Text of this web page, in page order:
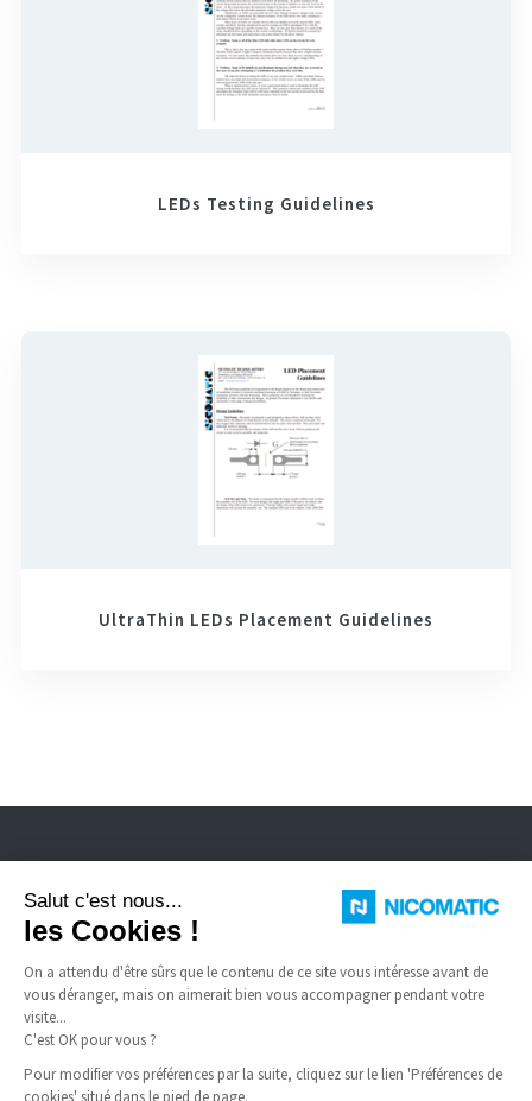
LEDs Testing Guidelines
UltraThin LEDs Placement Guidelines
pour environnement sévère, câbles FFC, dômes à enclenchement.
LIENS UTILES
Conditions générales de vente